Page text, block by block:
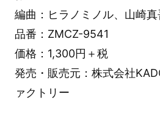
編曲：ヒラノミノル、山崎真
品番：ZMCZ-9541
価格：1,300円＋税
発売・販売元：株式会社
ァクトリー